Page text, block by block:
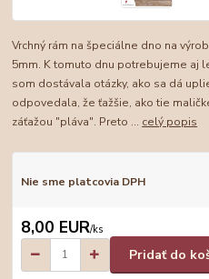
Vrchný rám na špeciálne dno na
5mm. K tomuto dnu potrebujeme aj
som dostávala otázky, ako sa dá
odpovedala, že ťažšie, ako tie
záťažou "pláva". Preto ... celý popis
Nie sme platcovia DPH
8,00 EUR/ks
Pridať do